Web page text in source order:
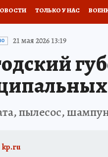
ТОЛЬКО У НАС
НА ВОДЕ ИСПЫТАНО НА
21 мая 2026 13:19
пылесос,
kp.ru